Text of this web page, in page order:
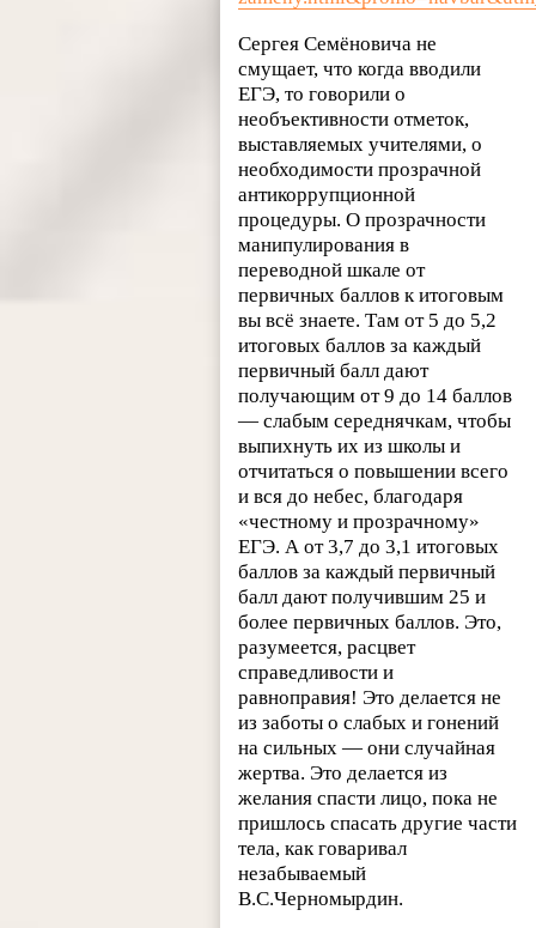
Сергея Семёновича не
смущает, что когда вводили
ЕГЭ, то говорили о
необъективности отметок,
выставляемых учителями, о
необходимости прозрачной
антикоррупционной
процедуры. О прозрачности
манипулирования в
переводной шкале от
первичных баллов к итоговым
вы всё знаете. Там от 5 до 5,2
итоговых баллов за каждый
первичный балл дают
получающим от 9 до 14 баллов
— слабым середнячкам, чтобы
выпихнуть их из школы и
отчитаться о повышении всего
и вся до небес, благодаря
«честному и прозрачному»
ЕГЭ. А от 3,7 до 3,1 итоговых
баллов за каждый первичный
балл дают получившим 25 и
более первичных баллов. Это,
разумеется, расцвет
справедливости и
равноправия! Это делается не
из заботы о слабых и гонений
на сильных — они случайная
жертва. Это делается из
желания спасти лицо, пока не
пришлось спасать другие части
тела, как говаривал
незабываемый
В.С.Черномырдин.